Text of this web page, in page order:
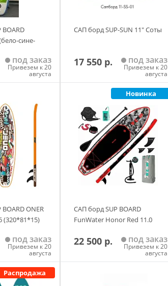
посадки, погрузки-выгрузки и более
вы можете достать нужную вещь, а когда
на носу и корме также служат
и гибкие сиденья, что особенно важно в
а также упор для ног вы можете
незначительно отличаться от фото в
сине-
под заказ
Привезем к 20
августа
САП борд SUP-SUN 11" Соты
17 550 р. под заказ
Привезем к 20
августа
Добавить в корзину
ONER
(320*81*15)
под заказ
Привезем к 20
августа
в корзину
Новинка
САП борд SUP BOARD
FunWater Honor Red 11.0
22 500 р. под заказ
Привезем к 20
августа
Распродажа